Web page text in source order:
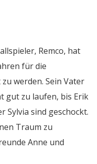
Remco, hat
für die
werden. Sein Vater
gut zu laufen, bis Erik
Sylvia sind geschockt.
Traum zu
Anne und